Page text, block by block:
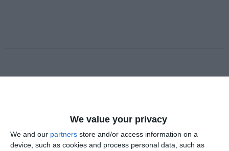
We value your privacy
We and our partners store and/or access information on a
device, such as cookies and process personal data, such as